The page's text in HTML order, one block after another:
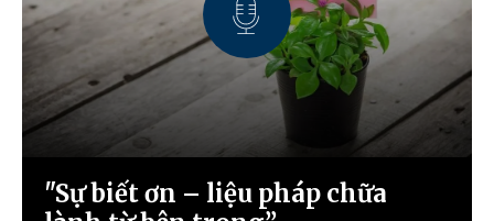
"Sự biết ơn – liệu pháp chữa